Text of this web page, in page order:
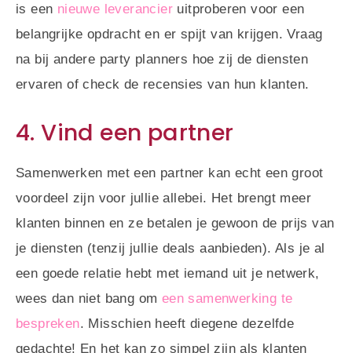
is een nieuwe leverancier uitproberen voor een
belangrijke opdracht en er spijt van krijgen. Vraag
na bij andere party planners hoe zij de diensten
ervaren of check de recensies van hun klanten.
4. Vind een partner
Samenwerken met een partner kan echt een groot
voordeel zijn voor jullie allebei. Het brengt meer
klanten binnen en ze betalen je gewoon de prijs van
je diensten (tenzij jullie deals aanbieden). Als je al
een goede relatie hebt met iemand uit je netwerk,
wees dan niet bang om een samenwerking te
bespreken. Misschien heeft diegene dezelfde
gedachte! En het kan zo simpel zijn als klanten